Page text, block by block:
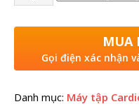
MUA
Gọi điện xác nhận
Danh mục: Máy tập